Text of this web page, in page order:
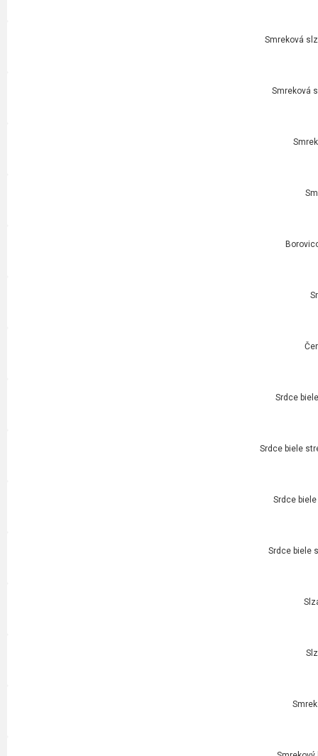
Smreková
Smreková
Srdce
Srdce biele
Srdce
Srdce biele